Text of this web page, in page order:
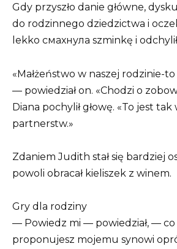
Gdy przyszło danie główne,
do rodzinnego dziedzictwa i
lekko смахнула szminkę i
«Małżeństwo w naszej rodzinie-to
— powiedział on. «Chodzi o
Diana pochylił głowę. «To jest tak
partnerstw.»
Zdaniem Judith stał się bardziej
powoli obracał kieliszek z winem.
Gry dla rodziny
— Powiedz mi — powiedział, — co
proponujesz mojemu synowi